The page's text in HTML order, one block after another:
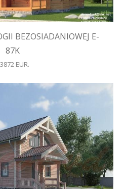
BEZOSIADANIOWEJ E-
87K
EUR.